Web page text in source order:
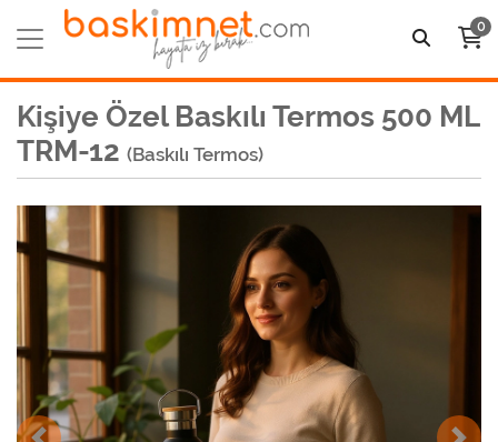
0
Kişiye Özel Baskılı Termos 500 ML
TRM-12 (Baskılı Termos)